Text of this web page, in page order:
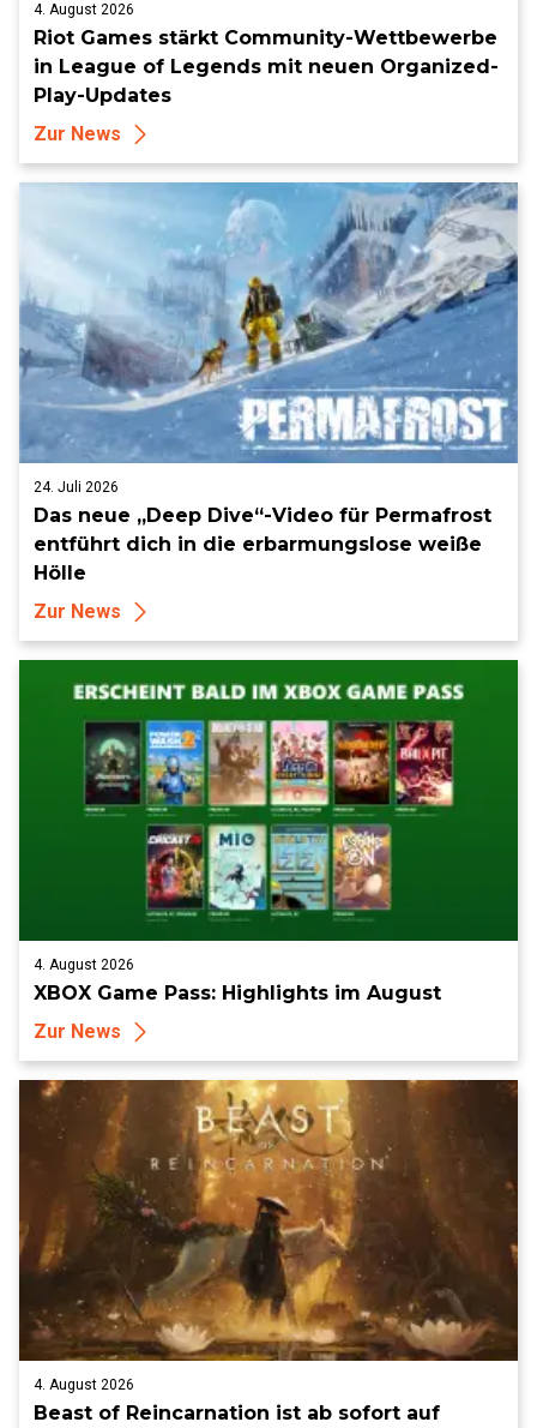
4. August 2026
Riot Games stärkt Community-Wettbewerbe
in League of Legends mit neuen Organized-
Play-Updates
Zur News
24. Juli 2026
Das neue „Deep Dive“-Video für Permafrost
entführt dich in die erbarmungslose weiße
Hölle
Zur News
4. August 2026
XBOX Game Pass: Highlights im August
Zur News
4. August 2026
Beast of Reincarnation ist ab sofort auf